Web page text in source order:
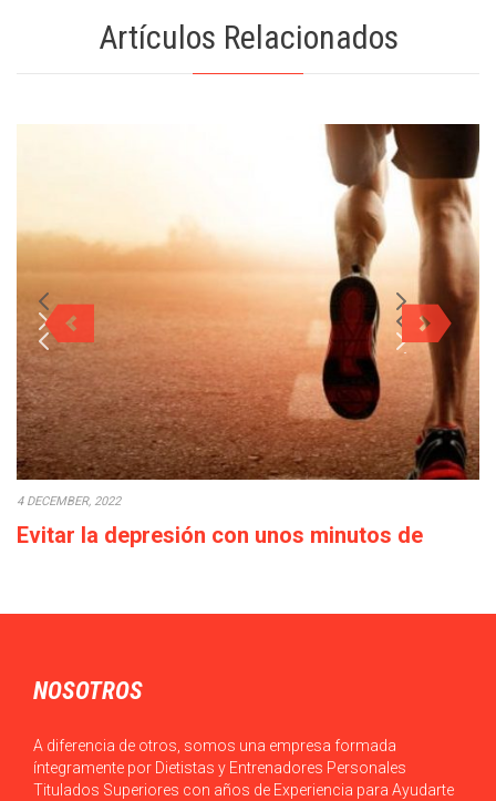
Artículos Relacionados
4 DECEMBER, 2022
Evitar la depresión con unos minutos de
NOSOTROS
A diferencia de otros, somos una empresa formada
íntegramente por Dietistas y Entrenadores Personales
Titulados Superiores con años de Experiencia para Ayudarte